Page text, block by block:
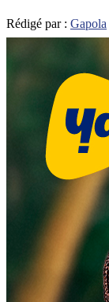
Rédigé par : Gapola